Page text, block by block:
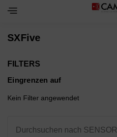
Toggle Navigation Menu
SXFive
FILTERS
Eingrenzen auf
Kein Filter angewendet
Durchsuchen nach SENSOR